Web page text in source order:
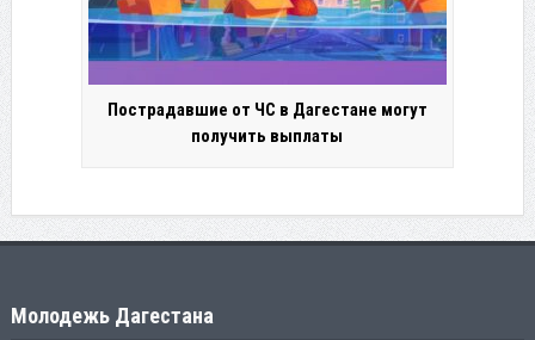
Пострадавшие от ЧС в Дагестане могут
получить выплаты
Молодежь Дагестана